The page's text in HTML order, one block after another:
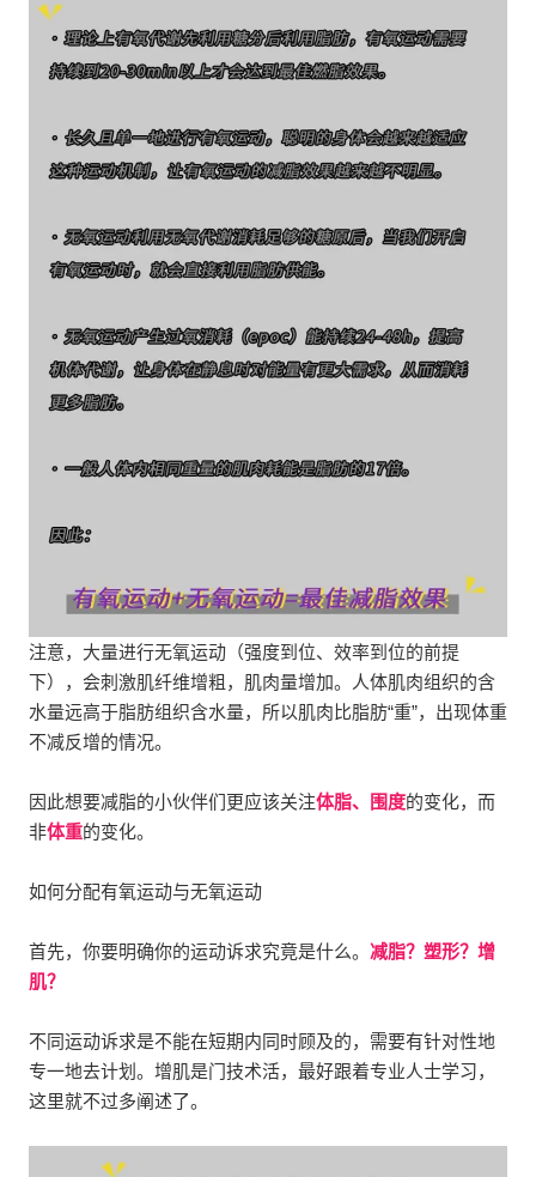
注意，大量进行无氧运动（强度到位、效率到位的前提
下），会刺激肌纤维增粗，肌肉量增加。
人体肌肉组织的含
水量远高于脂肪组织含水量，所以肌肉比脂肪“重”，出现体重
不减反增的情况。
因此想要减脂的小伙伴们更应该关注体脂、围度的变化，而
非体重的变化。
如何分配有氧运动与无氧运动
首先，你要明确你的运动诉求究竟是什么。 减脂？塑形？增
肌？
不同运动诉求是不能在短期内同时顾及的，需要有针对性地
专一地去计划。增肌是门技术活，最好跟着专业人士学习，
这里就不过多阐述了。